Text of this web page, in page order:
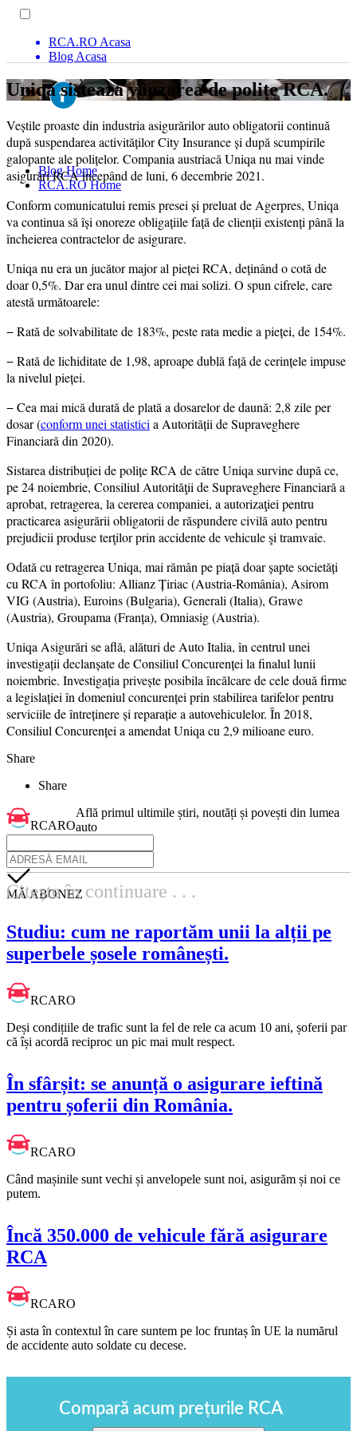
RCA.RO Acasa
Blog Acasa
Blog Home
RCA.RO Home
Uniqa sistează vânzarea de polițe RCA.
Veștile proaste din industria asigurărilor auto obligatorii continuă
după suspendarea activităților City Insurance și după scumpirile
galopante ale polițelor. Compania austriacă Uniqa nu mai vinde
asigurări RCA începând de luni, 6 decembrie 2021.
Conform comunicatului remis presei și preluat de Agerpres, Uniqa
va continua să își onoreze obligațiile față de clienții existenți până la
încheierea contractelor de asigurare.
Uniqa nu era un jucător major al pieței RCA, deținând o cotă de
doar 0,5%. Dar era unul dintre cei mai solizi. O spun cifrele, care
atestă următoarele:
−Rată de solvabilitate de 183%, peste rata medie a pieței, de 154%.
−Rată de lichiditate de 1,98, aproape dublă față de cerințele impuse
la nivelul pieței.
−Cea mai mică durată de plată a dosarelor de daună: 2,8 zile per
dosar (conform unei statistici a Autorității de Supraveghere
Financiară din 2020).
Sistarea distribuției de polițe RCA de către Uniqa survine după ce,
pe 24 noiembrie, Consiliul Autorităţii de Supraveghere Financiară a
aprobat, retragerea, la cererea companiei, a autorizaţiei pentru
practicarea asigurării obligatorii de răspundere civilă auto pentru
prejudicii produse terţilor prin accidente de vehicule şi tramvaie.
Odată cu retragerea Uniqa, mai rămân pe piață doar șapte societăți
cu RCA în portofoliu: Allianz Țiriac (Austria-România), Asirom
VIG (Austria), Euroins (Bulgaria), Generali (Italia), Grawe
(Austria), Groupama (Franța), Omniasig (Austria).
Uniqa Asigurări se află, alături de Auto Italia, în centrul unei
investigații declanșate de Consiliul Concurenței la finalul lunii
noiembrie. Investigația privește posibila încălcare de cele două firme
a legislației în domeniul concurenței prin stabilirea tarifelor pentru
serviciile de întreținere și reparație a autovehiculelor. În 2018,
Consiliul Concurenței a amendat Uniqa cu 2,9 milioane euro.
Share
Share
RCARO
Află primul ultimile știri, noutăți și povești din lumea
auto
MĂ ABONEZ
Citește în continuare . . .
Studiu: cum ne raportăm unii la alții pe
superbele șosele românești.
RCARO
Deși condițiile de trafic sunt la fel de rele ca acum 10 ani, șoferii par
că își acordă reciproc un pic mai mult respect.
În sfârșit: se anunță o asigurare ieftină
pentru șoferii din România.
RCARO
Când mașinile sunt vechi și anvelopele sunt noi, asigurăm și noi ce
putem.
Încă 350.000 de vehicule fără asigurare
RCA
RCARO
Și asta în contextul în care suntem pe loc fruntaș în UE la numărul
de accidente auto soldate cu decese.
Compară acum prețurile RCA